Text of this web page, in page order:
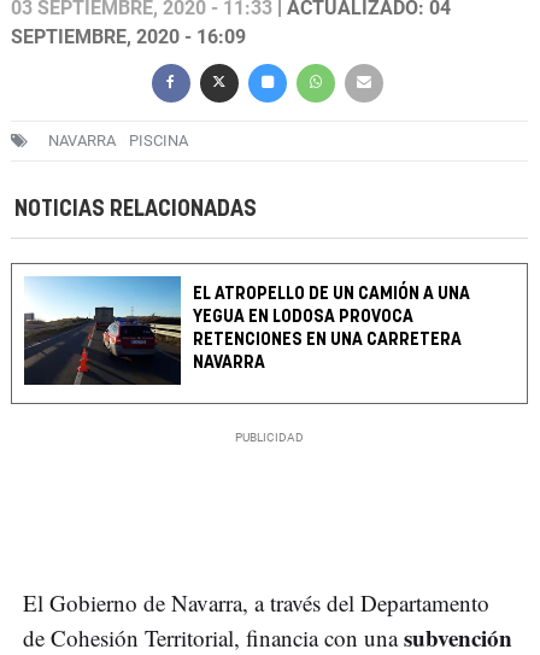
03 SEPTIEMBRE, 2020 - 11:33 | ACTUALIZADO: 04
SEPTIEMBRE, 2020 - 16:09
NAVARRA PISCINA
NOTICIAS RELACIONADAS
EL ATROPELLO DE UN CAMIÓN A UNA
YEGUA EN LODOSA PROVOCA
RETENCIONES EN UNA CARRETERA
NAVARRA
El Gobierno de Navarra, a través del Departamento
de Cohesión Territorial, financia con unasubvención